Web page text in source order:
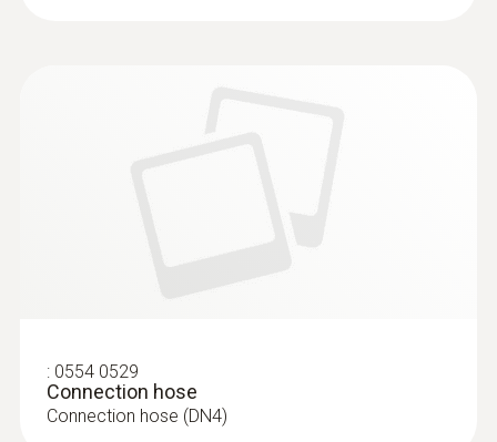
: 0554 0529
Connection hose
Connection hose (DN4)